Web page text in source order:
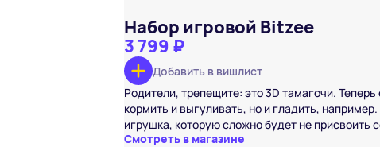
Набор игровой Bitzee
3 799 ₽
Добавить в вишлист
Родители, трепещите: это 3D тамагочи.
кормить и выгуливать, но и гладить,
игрушка, которую сложно будет не присвоить
Смотреть в магазине